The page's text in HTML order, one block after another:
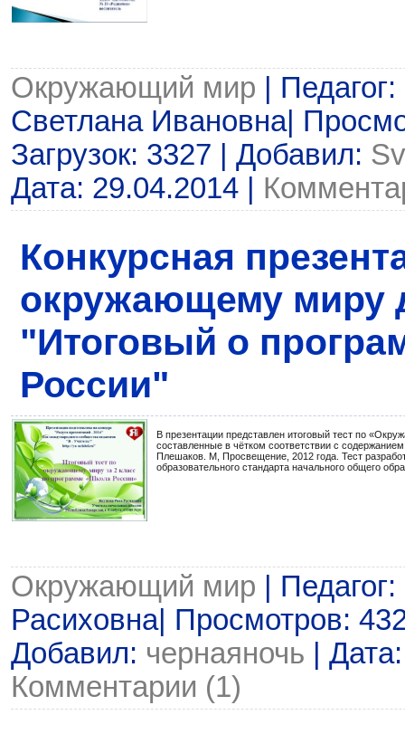
Окружающий мир |
Светлана Ивановна|
Загрузок: 3327 | Добавил:
Дата: 29.04.2014
Конкурсная
окружающему миру
"Итоговый о
России"
В презентации представлен итоговый тест по
составленные в чётком соответствии с
Плешаков. М, Просвещение, 2012 года. Тест
образовательного стандарта начального общего
Окружающий мир |
Расиховна| Просмотров:
Добавил: чернаяночь |
Комментарии (1)